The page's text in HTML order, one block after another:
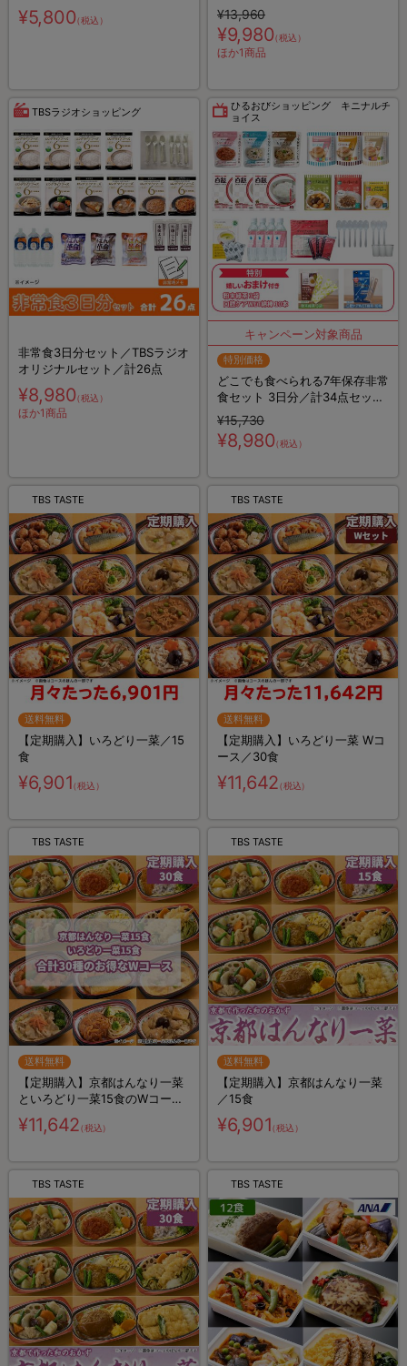
¥5,800（税込） ¥13,960
¥9,980（税込）
ほか1商品
TBSラジオショッピング
非常食3日分セット／TBSラジオ
オリジナルセット／計26点
¥8,980（税込）
ほか1商品
ひるおびショッピング キニナルチ
ョイス
特別価格
どこでも食べられる7年保存非常
食セット 3日分／計34点セット
【特典】粉末緑茶&口腔ケア用
ウェット綿棒
¥15,730
¥8,980（税込）
TBS TASTE
送料無料
【定期購入】いろどり一菜／15
食
¥6,901（税込）
TBS TASTE
送料無料
【定期購入】いろどり一菜 Wコ
ース／30食
¥11,642（税込）
TBS TASTE
送料無料
【定期購入】京都はんなり一菜
といろどり一菜15食のWコース
／計30食
¥11,642（税込）
TBS TASTE
送料無料
【定期購入】京都はんなり一菜
／15食
¥6,901（税込）
TBS TASTE TBS TASTE